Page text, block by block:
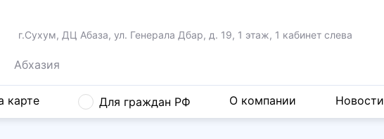
г.Сухум, ДЦ Абаза, ул. Генерала Дбар, д. 19, 1 этаж, 1 кабинет слева
Абхазия
карте Для граждан РФ О компании Новости